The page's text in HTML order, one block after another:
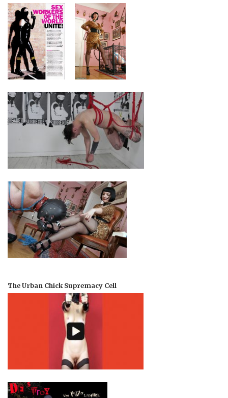
The Urban Chick Supremacy Cell